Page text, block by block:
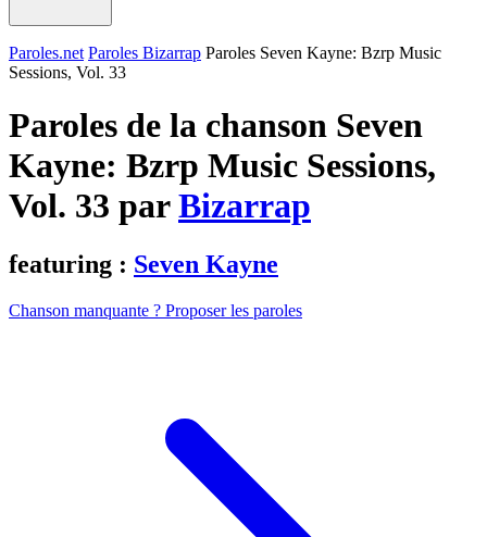
Paroles.net Paroles Bizarrap Paroles Seven Kayne: Bzrp Music
Sessions, Vol. 33
Paroles de la chanson Seven
Kayne: Bzrp Music Sessions,
Vol. 33 parBizarrap
featuring : Seven Kayne
Chanson manquante ? Proposer les paroles